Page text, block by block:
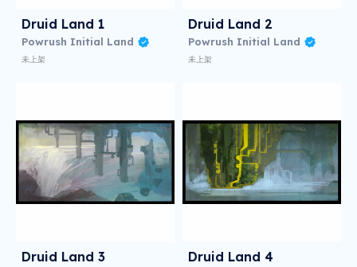
Druid Land 1
Powrush Initial Land
未上架
Druid Land 2
Powrush Initial Land
未上架
Druid Land 3 Druid Land 4